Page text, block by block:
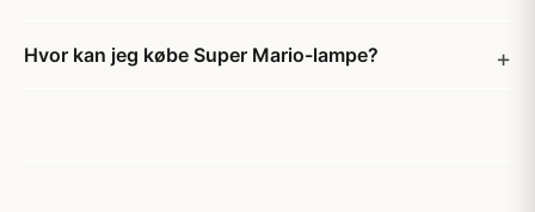
Hvor kan jeg købe Super Mario-lampe?